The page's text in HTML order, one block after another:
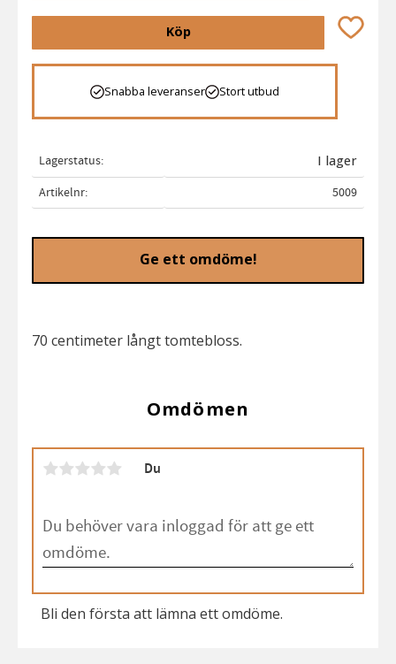
Köp Lägg till
Snabba leveranser Stort utbud
Lagerstatus
I lager
Artikelnr
5009
Ge ett omdöme!
70 centimeter långt tomtebloss.
Omdömen
Du
Bli den första att lämna ett omdöme.